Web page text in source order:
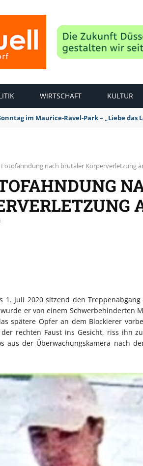
WIRTSCHAFT KULTUR
im Maurice-Ravel-Park – „Liebe das
Fotofahndung nach brutaler Körperverletzung
Juli 2020 sitzend den
er von einem Schwerbehinderten
spätere Opfer an dem Blockierer
rechten Faust ins Gesicht, riss ihn
aus der Überwachungskamera nach